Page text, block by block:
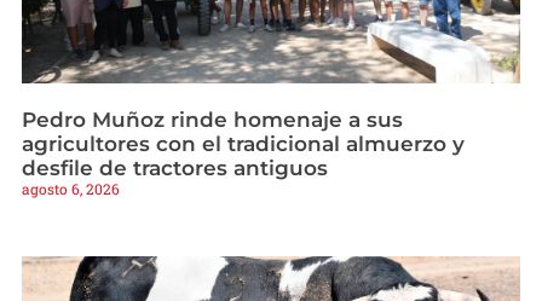
Pedro Muñoz rinde homenaje a sus
agricultores con el tradicional almuerzo y
desfile de tractores antiguos
agosto 6, 2026